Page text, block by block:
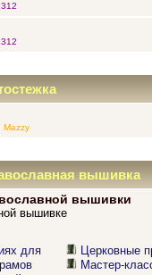
Mazzy
вышивка
вышивки
вышивке
для
Церковные
Мастер-